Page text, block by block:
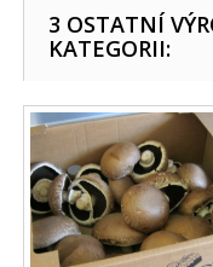
3 OSTATNÍ
KATEGORII: